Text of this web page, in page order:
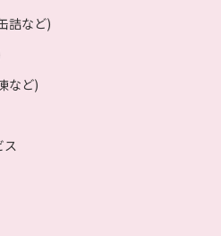
詰など)
など)
ス